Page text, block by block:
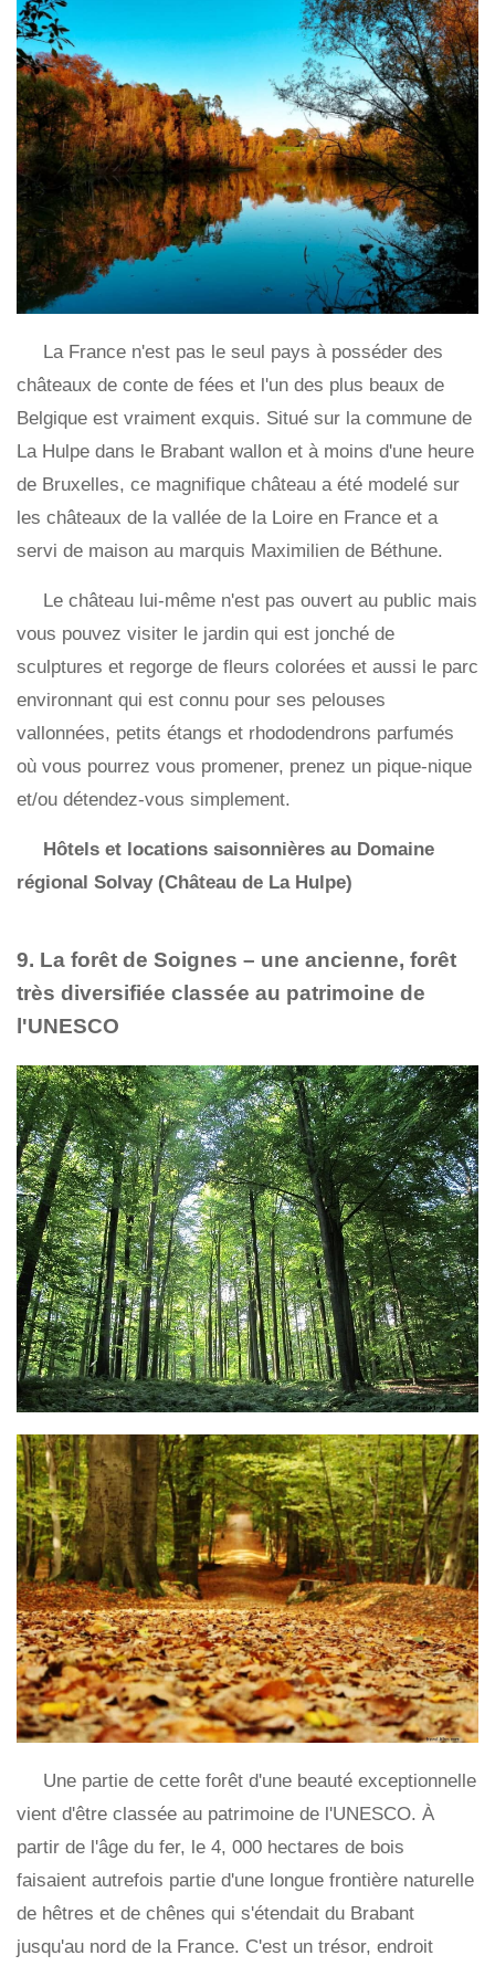
La France n'est pas le seul pays à posséder des
châteaux de conte de fées et l'un des plus beaux de
Belgique est vraiment exquis. Situé sur la commune de
La Hulpe dans le Brabant wallon et à moins d'une heure
de Bruxelles, ce magnifique château a été modelé sur
les châteaux de la vallée de la Loire en France et a
servi de maison au marquis Maximilien de Béthune.
Le château lui-même n'est pas ouvert au public mais
vous pouvez visiter le jardin qui est jonché de
sculptures et regorge de fleurs colorées et aussi le parc
environnant qui est connu pour ses pelouses
vallonnées, petits étangs et rhododendrons parfumés
où vous pourrez vous promener, prenez un pique-nique
et/ou détendez-vous simplement.
Hôtels et locations saisonnières au Domaine
régional Solvay (Château de La Hulpe)
9. La forêt de Soignes – une ancienne, forêt
très diversifiée classée au patrimoine de
l'UNESCO
Une partie de cette forêt d'une beauté exceptionnelle
vient d'être classée au patrimoine de l'UNESCO. À
partir de l'âge du fer, le 4, 000 hectares de bois
faisaient autrefois partie d'une longue frontière naturelle
de hêtres et de chênes qui s'étendait du Brabant
jusqu'au nord de la France. C'est un trésor, endroit